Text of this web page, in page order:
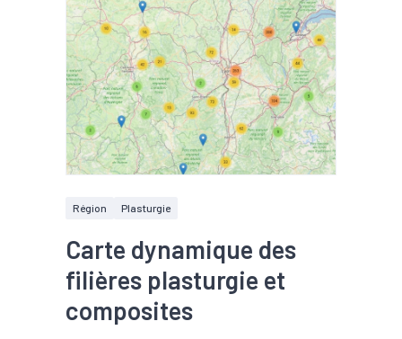
Région Plasturgie
Carte dynamique des
filières plasturgie et
composites